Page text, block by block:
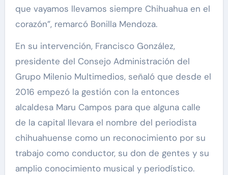
que vayamos llevamos siempre Chihuahua en el
corazón”, remarcó Bonilla Mendoza.
En su intervención, Francisco González,
presidente del Consejo Administración del
Grupo Milenio Multimedios, señaló que desde el
2016 empezó la gestión con la entonces
alcaldesa Maru Campos para que alguna calle
de la capital llevara el nombre del periodista
chihuahuense como un reconocimiento por su
trabajo como conductor, su don de gentes y su
amplio conocimiento musical y periodístico.